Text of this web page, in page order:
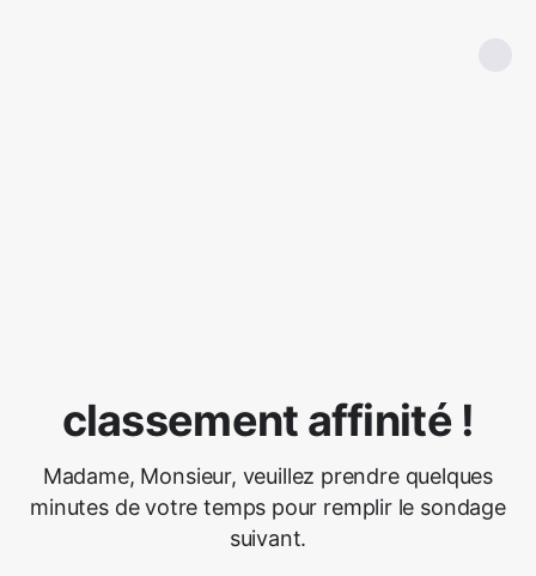
classement affinité !
Madame, Monsieur, veuillez prendre quelques
minutes de votre temps pour remplir le sondage
suivant.